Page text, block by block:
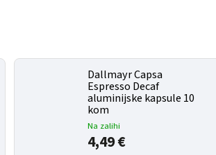
Dallmayr Capsa
Espresso Decaf
aluminijske kapsule 10
kom
Na zalihi
4,49 €